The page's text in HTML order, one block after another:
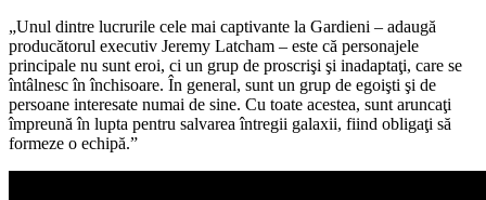
„Unul dintre lucrurile cele mai captivante la Gardieni – adaugă
producătorul executiv Jeremy Latcham – este că personajele
principale nu sunt eroi, ci un grup de proscrişi şi inadaptaţi, care se
întâlnesc în închisoare. În general, sunt un grup de egoişti şi de
persoane interesate numai de sine. Cu toate acestea, sunt aruncaţi
împreună în lupta pentru salvarea întregii galaxii, fiind obligaţi să
formeze o echipă.”